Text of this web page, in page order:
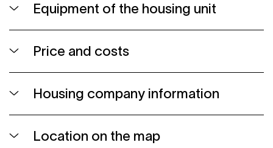
Equipment of the housing unit
Price and costs
Housing company information
Location on the map